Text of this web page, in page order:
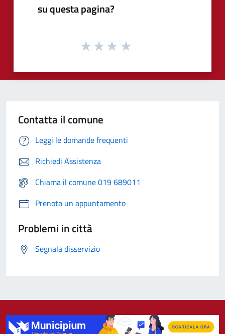
su questa pagina?
Contatta il comune
Leggi le domande frequenti
Richiedi Assistenza
Chiama il comune 019 689011
Prenota un appuntamento
Problemi in città
Segnala disservizio